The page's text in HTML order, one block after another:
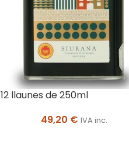
llaunes de 250ml
49,20 € IVA inc.